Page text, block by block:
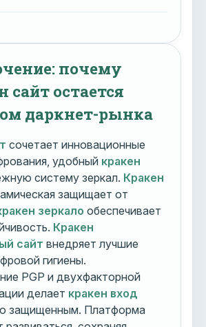
почему
сайт остается
даркнет-рынка
сочетает инновационные
удобный кракен
систему зеркал. Кракен
защищает от
зеркало обеспечивает
Кракен
сайт внедряет лучшие
гигиены.
PGP и двухфакторной
делает кракен вход
защищенным. Платформа